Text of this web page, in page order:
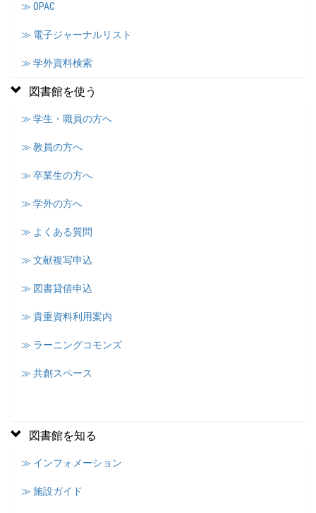
≫ OPAC
≫ 電子ジャーナルリスト
≫ 学外資料検索
図書館を使う
≫ 学生・職員の方へ
≫ 教員の方へ
≫ 卒業生の方へ
≫ 学外の方へ
≫ よくある質問
≫ 文献複写申込
≫ 図書貸借申込
≫ 貴重資料利用案内
≫ ラーニングコモンズ
≫ 共創スペース
図書館を知る
≫ インフォメーション
≫ 施設ガイド